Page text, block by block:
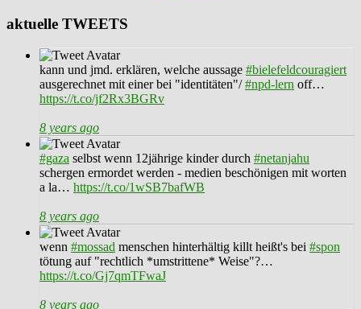
aktuelle TWEETS
kann und jmd. erklären, welche aussage #bielefeldcouragiert
ausgerechnet mit einer bei "identitäten"/#npd-lern off…
https://t.co/jf2Rx3BGRv
8 years ago
#gaza selbst wenn 12jährige kinder durch #netanjahu
schergen ermordet werden - medien beschönigen mit worten
a la… https://t.co/1wSB7bafWB
8 years ago
wenn #mossad menschen hinterhältig killt heißt's bei #spon
tötung auf "rechtlich *umstrittene* Weise"?…
https://t.co/Gj7qmTFwaJ
8 years ago